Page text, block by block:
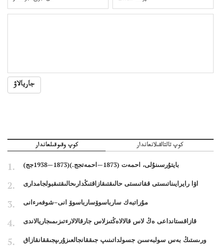
جاريالاۋ
كوپ وقىوقىلعاندار كوپ تالتالقىلانعاندار
بايتۇرسىنۇلى، احمەت (1873—احمەتجج.)(1873—1938جج)
اۋا رايرايىناتىستى ققاتىستى حالىقتىقازاقتىڭدارىحالىقتىقبولجامدارى
مۇراتبەك سارباسوۆسارباسوۆ انى–شوفەرءانى
قازاقستانداعى ەڭ لاس قالالاەڭتىزلاس جارقالالارءتىزىمىجاريالاندى
ورىستىڭ بەس سولبەسىن جسولداتىنىپ جىققانجالعىزۇرىپجىققانقازاق